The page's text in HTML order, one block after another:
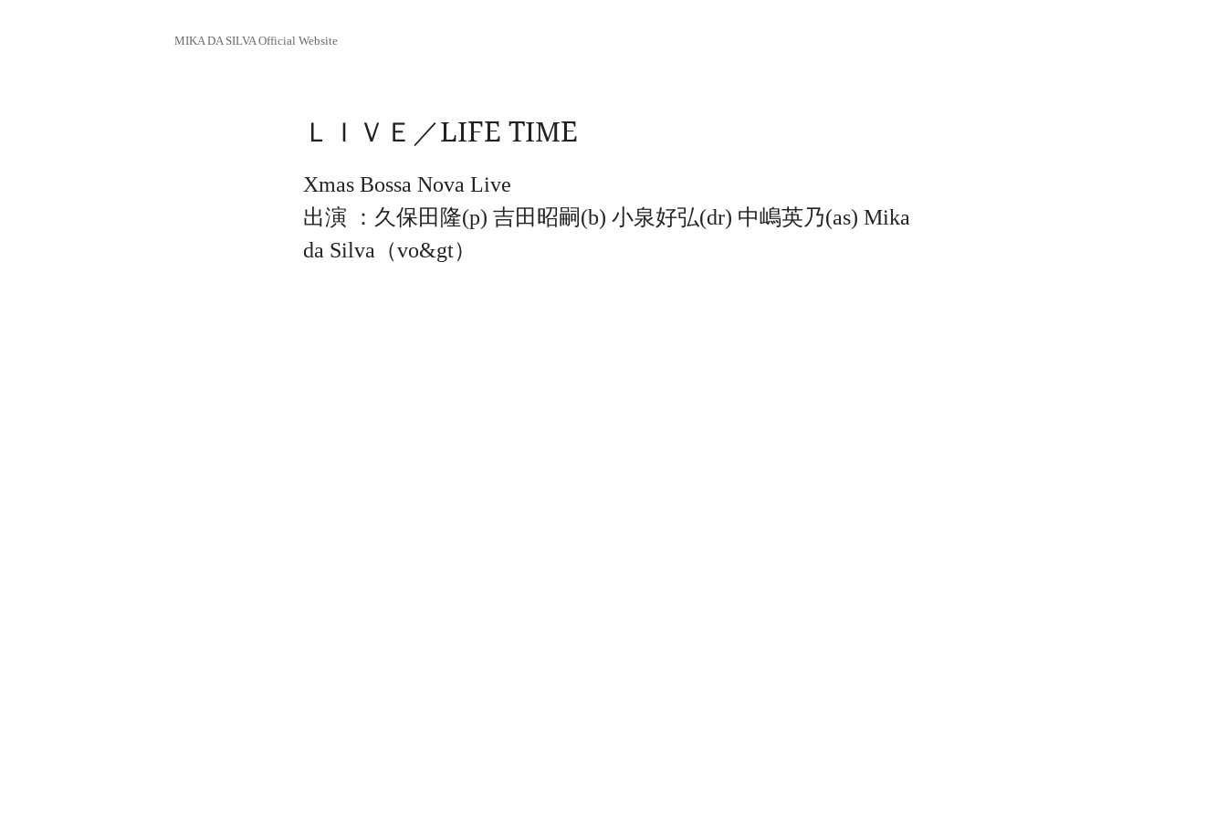
MIKA DA SILVA Official Website
ＬＩＶＥ／LIFE TIME
Xmas Bossa Nova Live
出演 ：久保田隆(p) 吉田昭嗣(b) 小泉好弘(dr) 中嶋英乃(as) Mika
da Silva（vo&gt）